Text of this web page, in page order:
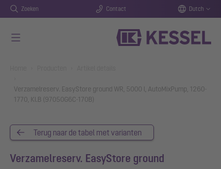
Zoeken Contact Dutch
Verzamelreserv. EasyStore ground WR, 5000 l, AutoMixPump, 1260-
1770, Kl.B (97050G6C-170B)
Terug naar de tabel met varianten
Verzamelreserv. EasyStore ground